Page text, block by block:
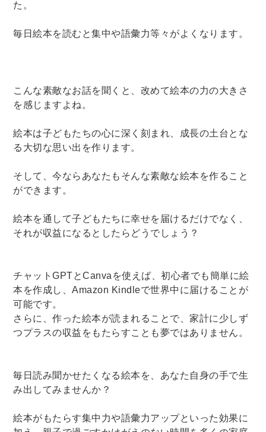
た。
毎日絵本を読むと集中や語彙力等々がよくなります。
こんな素敵なお話を聞くと、改めて絵本の力の大きさ
を感じますよね。
絵本は子どもたちの心に深く刻まれ、成長の土台とな
る大切な思い出を作ります。
そして、今ならあなたもそんな素敵な絵本を作ること
ができます。
絵本を通して子どもたちに幸せを届けるだけでなく、
それが収益になるとしたらどうでしょう？
チャットGPTとCanvaを使えば、初心者でも簡単に絵
本を作成し、Amazon Kindleで世界中に届けることが
可能です。
さらに、作った絵本が読まれることで、家計に少しず
つプラスの収益をもたらすことも夢ではありません。
毎日読み聞かせたくなる絵本を、あなた自身の手で生
み出してみませんか？
絵本がもたらす集中力や語彙力アップといった効果に